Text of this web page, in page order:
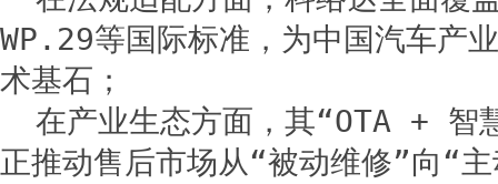
WP.29等国际标准，为中国汽车产
术基石；
在产业生态方面，其“OTA + 智
正推动售后市场从“被动维修”向“